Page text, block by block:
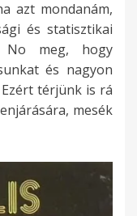
azt mondanám,
és statisztikai
No meg, hogy
és nagyon
térjünk is rá
mesék